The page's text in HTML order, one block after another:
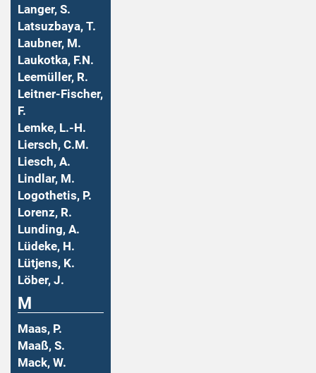
Langer, S.
Latsuzbaya, T.
Laubner, M.
Laukotka, F.N.
Leemüller, R.
Leitner-Fischer,
F.
Lemke, L.-H.
Liersch, C.M.
Liesch, A.
Lindlar, M.
Logothetis, P.
Lorenz, R.
Lunding, A.
Lüdeke, H.
Lütjens, K.
Löber, J.
M
Maas, P.
Maaß, S.
Mack, W.